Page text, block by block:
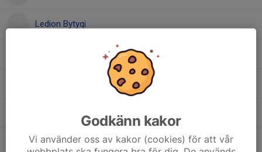
Ledion Bytyqi
Valter Rybeck
Valter Wilhelmsson
Godkänn kakor
Vi använder oss av kakor (cookies) för att vår